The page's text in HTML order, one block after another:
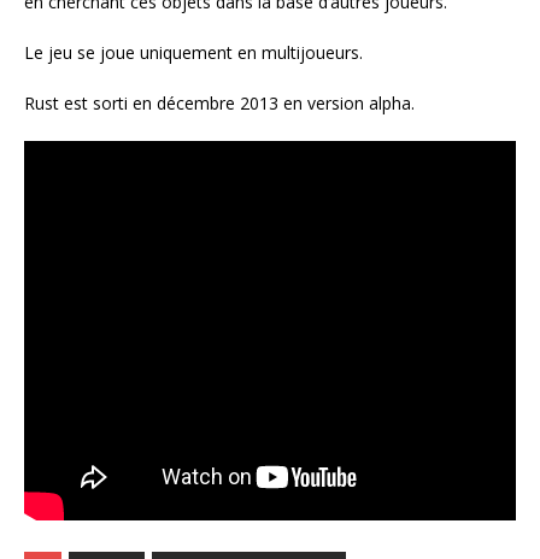
Le jeu se joue uniquement en multijoueurs.
Rust est sorti en décembre 2013 en version alpha.